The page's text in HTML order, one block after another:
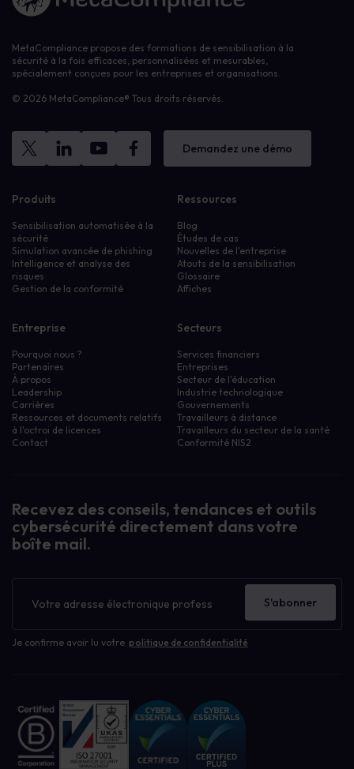
MetaCompliance propose des formations de sensibilisation à la
sécurité à la fois efficaces, personnalisées et mesurables,
spécialement conçues pour les entreprises et organisations.
© 2026 MetaCompliance® Tous droits réservés.
Demandez une démo
Produits
Sensibilisation automatisée à la
sécurité
Simulation avancée de phishing
Intelligence et analyse des
risques
Gestion de la conformité
Ressources
Blog
Études de cas
Nouvelles de l'entreprise
Atouts de la sensibilisation
Glossaire
Affiches
Entreprise
Pourquoi nous ?
Partenaires
À propos
Leadership
Carrières
Ressources et documents relatifs
à l'octroi de licences
Contact
Secteurs
Services financiers
Entreprises
Secteur de l'éducation
Industrie technologique
Gouvernements
Travailleurs à distance
Travailleurs du secteur de la santé
Conformité NIS2
Recevez des conseils, tendances et outils
cybersécurité directement dans votre
boîte mail.
d'information
Je confirme avoir lu votre politique de confidentialité
S'abonner